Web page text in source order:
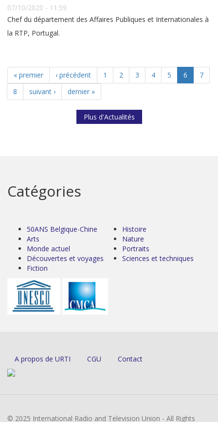
07/10/2020 - 11:59
Chef du département des Affaires Publiques et Internationales à
la RTP, Portugal.
« premier ‹ précédent 1 2 3 4 5 6
7
8
suivant › dernier »
Plus d'Actualités
Catégories
50ANS Belgique-Chine
Arts
Monde actuel
Découvertes et voyages
Fiction
Histoire
Nature
Portraits
Sciences et techniques
A propos de URTI CGU Contact
© 2025 International Radio and Television Union - All Rights